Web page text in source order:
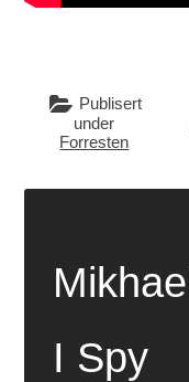
Publisert
under
Forresten
I Spy